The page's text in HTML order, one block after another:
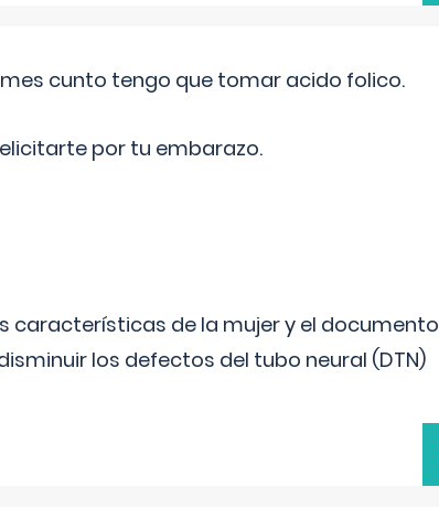
cunto tengo que tomar acido folico.
por tu embarazo.
características de la mujer y el documento
los defectos del tubo neural (DTN)